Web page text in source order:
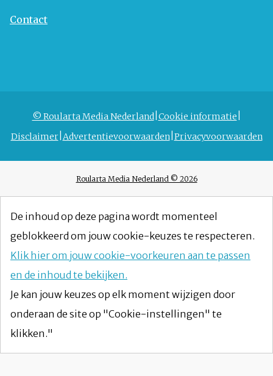
Contact
© Roularta Media Nederland Cookie informatie
Disclaimer Advertentievoorwaarden Privacyvoorwaarden
Roularta Media Nederland © 2026
De inhoud op deze pagina wordt momenteel
geblokkeerd om jouw cookie-keuzes te respecteren.
Klik hier om jouw cookie-voorkeuren aan te passen
en de inhoud te bekijken.
Je kan jouw keuzes op elk moment wijzigen door
onderaan de site op "Cookie-instellingen" te
klikken."